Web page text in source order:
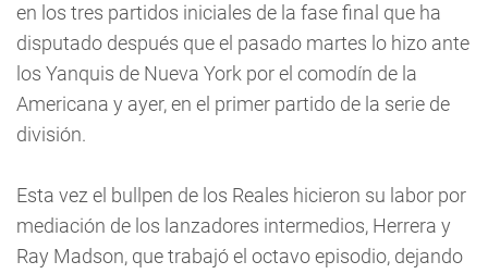
en los tres partidos iniciales de la fase final que ha
disputado después que el pasado martes lo hizo ante
los Yanquis de Nueva York por el comodín de la
Americana y ayer, en el primer partido de la serie de
división.
Esta vez el bullpen de los Reales hicieron su labor por
mediación de los lanzadores intermedios, Herrera y
Ray Madson, que trabajó el octavo episodio, dejando